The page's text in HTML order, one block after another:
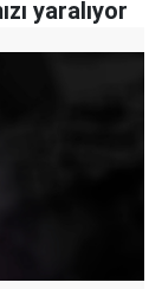
yaralıyor